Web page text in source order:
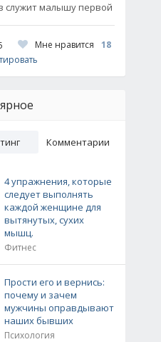
служит малышу первой
Мне нравится
18
Комментарии
4 упражнения, которые
следует выполнять
каждой женщине для
вытянутых, сухих
мышц.
Фитнес
Прости его и вернись:
почему и зачем
мужчины оправдывают
наших бывших
Психология